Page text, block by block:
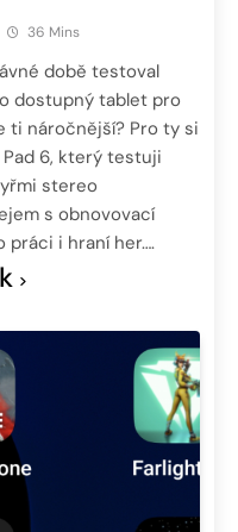
36 Mins
době testoval
dostupný tablet pro
ti náročnější? Pro ty si
6, který testuji
stereo
s obnovovací
práci i hraní her….